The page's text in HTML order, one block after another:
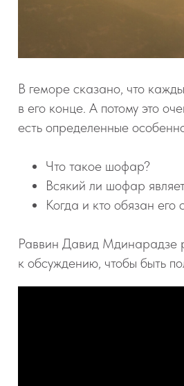
В геморе сказано, что
в его конце. А потому это
есть определенные
Что такое шофар?
Всякий ли шофар
Когда и кто обязан его
Раввин Давид Мдинарадзе
к обсуждению, чтобы быть